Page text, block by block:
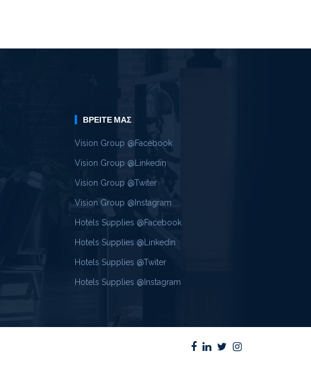
ΒΡΕΊΤΕ ΜΑΣ
Vision Group @Facebook
Vision Group @Linkedin
Vision Group @Twiter
Vision Group @Instagram
Hotels Supplies @Facebook
Hotels Supplies @Linkedin
Hotels Supplies @Twiter
Hotels Supplies @Instagram